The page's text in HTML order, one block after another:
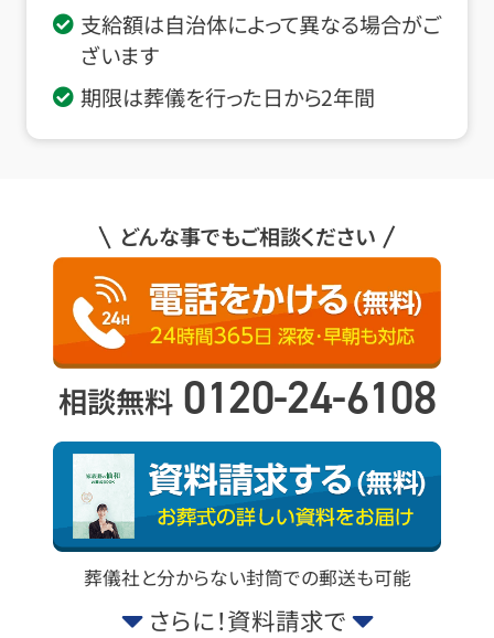
支給額は自治体によって異なる場合がご
ざいます
期限は葬儀を行った日から2年間
どんな事でもご相談ください
相談無料 0120-24-6108
葬儀社と分からない封筒での郵送も可能
さらに！資料請求で